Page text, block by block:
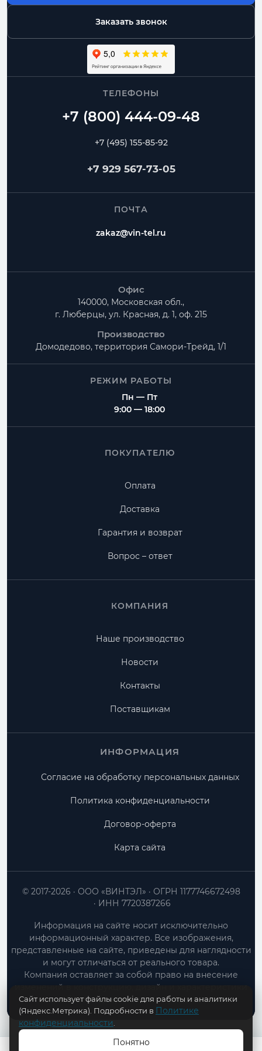
воздуховоды и фасонные части одного
доставка, самовывоз, работа с монтажниками
Частые вопросы
Можно ли изготовить нестандартный размер?
Можно ли собрать весь комплект вентиляции?
Заказать звонок
ТЕЛЕФОНЫ
+7 (495) 155-85-92
+7 929 567-73-05
ПОЧТА
zakaz@vin-tel.ru
Офис
140000, Московская обл.,
г. Люберцы, ул. Красная, д. 1, оф. 215
Производство
Домодедово, территория Самори-Трейд, 1/1
РЕЖИМ РАБОТЫ
Пн — Пт
9:00 — 18:00
ПОКУПАТЕЛЮ
Оплата
Доставка
Гарантия и возврат
Вопрос – ответ
КОМПАНИЯ
Наше производство
Новости
Контакты
Поставщикам
ИНФОРМАЦИЯ
Согласие на обработку персональных данных
Политика конфиденциальности
Договор-оферта
Карта сайта
ООО «ВИНТЭЛ»
ОГРН 1177746672498
ИНН 7720387266
© 2017-2026
Информация на сайте носит исключительно
информационный характер. Все изображения,
представленные на сайте, приведены для наглядности
и могут отличаться от реального товара.
Компания оставляет за собой право на внесение
изменений в конструкцию, дизайн и характеристики
товара без предварительного уведомления.
Сайт использует файлы cookie для работы и аналитики
(Яндекс.Метрика). Подробности в Политике
конфиденциальности
Понятно